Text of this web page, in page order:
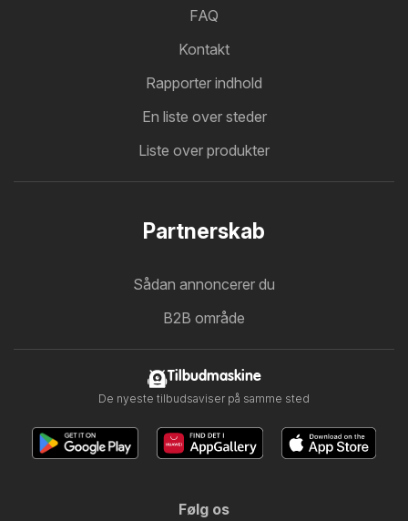
FAQ
Kontakt
Rapporter indhold
En liste over steder
Liste over produkter
Partnerskab
Sådan annoncerer du
B2B område
Tilbudmaskine
De nyeste tilbudsaviser på samme sted
Følg os